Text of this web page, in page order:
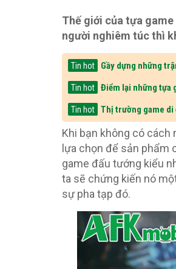
Thế giới của tựa game
người nghiêm túc thì
Tin hot Gầy dựng những
Tin hot Điểm lại những tựa
Tin hot Thị trường game di
Khi bạn không có cách
lựa chọn để sản phẩm
game đấu tướng kiểu
ta sẽ chứng kiến nó
sự pha tạp đó.